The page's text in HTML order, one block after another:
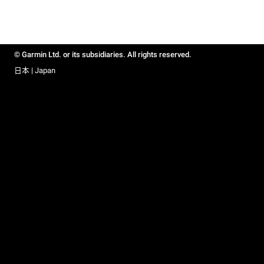
© Garmin Ltd. or its subsidiaries. All rights reserved.
日本 | Japan